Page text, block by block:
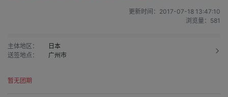
更新时间： 2017-07-18 13:47:10
浏览量： 581
主体地区：
日本
送签地点：
广州市
暂无团期